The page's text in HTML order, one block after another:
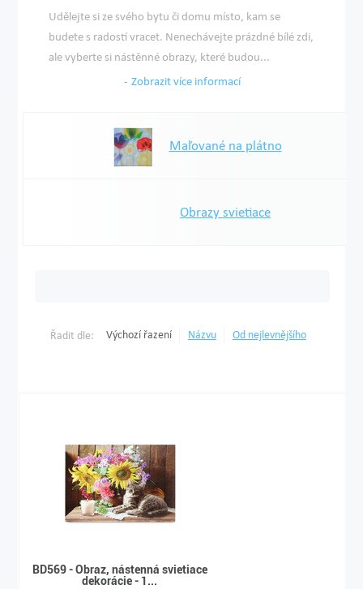
Udělejte si ze svého bytu či domu místo, kam se
budete s radostí vracet. Nenechávejte prázdné bílé zdi,
ale vyberte si nástěnné obrazy, které budou...
Zobrazit více informací
Maľované na plátno
Obrazy svietiace
Řadit dle: Výchozí řazení Názvu Od nejlevnějšího
BD569 - Obraz, nástenná svietiace
dekorácie - 1...